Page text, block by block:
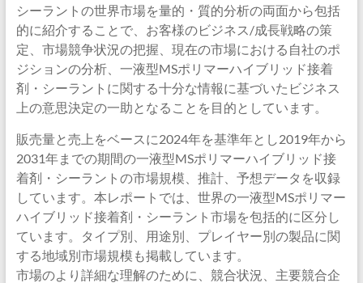
シーラントの世界市場を量的・質的分析の両面から包括
的に紹介することで、お客様のビジネス/成長戦略の策
定、市場競争状況の把握、現在の市場における自社のポ
ジションの分析、一液型MSポリマーハイブリッド接着
剤・シーラントに関する十分な情報に基づいたビジネス
上の意思決定の一助となることを目的としています。
販売量と売上をベースに2024年を基準年とし2019年から
2031年までの期間の一液型MSポリマーハイブリッド接
着剤・シーラントの市場規模、推計、予想データを収録
しています。本レポートでは、世界の一液型MSポリマー
ハイブリッド接着剤・シーラント市場を包括的に区分し
ています。タイプ別、用途別、プレイヤー別の製品に関
する地域別市場規模も掲載しています。
市場のより詳細な理解のために、競合状況、主要競合企